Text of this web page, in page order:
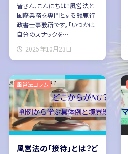
皆さん、こんにちは！風営法と
国際業務を専門とする鈴鹿行
政書士事務所です。「いつかは
自分のスナックを…
2025年10月23日
風営法の「接待」とは？ど
風営法コラム